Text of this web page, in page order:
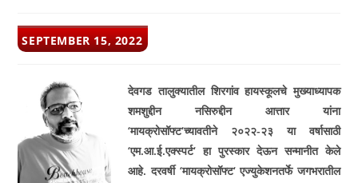
POST
PUBLISHED:
SEPTEMBER 15, 2022
देवगड तालुक्यातील शिरगांव हायस्कूलचे मुख्याध्यापक
शमशुद्दीन नसिरुद्दीन आत्तार यांना
‘मायक्रोसॉफ्ट‘च्यावतीने २०२२-२३ या वर्षासाठी
‘एम.आ.ई.एक्स्पर्ट‘हा पुरस्कार देऊन सन्मानीत केले
आहे. दरवर्षी ‘मायक्रोसॉफ्ट‘एज्युकेशनतर्फे जगभरातील